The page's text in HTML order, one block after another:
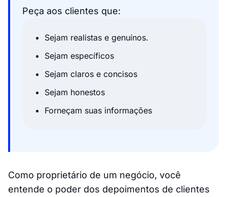
Peça aos clientes que:
Sejam realistas e genuínos.
Sejam específicos
Sejam claros e concisos
Sejam honestos
Forneçam suas informações
Como proprietário de um negócio, você
entende o poder dos depoimentos de clientes